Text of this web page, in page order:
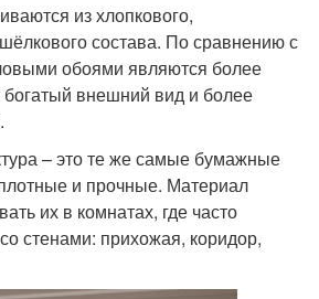
из хлопкового,
состава. По сравнению с
обоями являются более
внешний вид и более
– это те же самые бумажные
и прочные. Материал
их в комнатах, где часто
стенами: прихожая, коридор,